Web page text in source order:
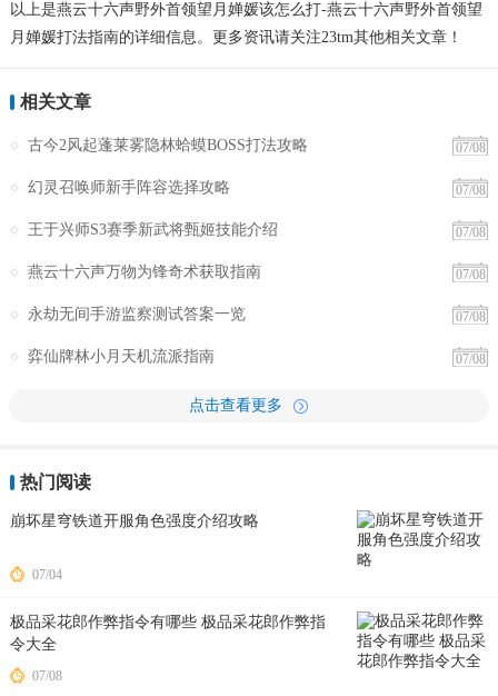
以上是燕云十六声野外首领望月婵媛该怎么打-燕云十六声野外首领望
月婵媛打法指南的详细信息。更多资讯请关注23tm其他相关文章！
相关文章
07/08
古今2风起蓬莱雾隐林蛤蟆BOSS打法攻略
07/08
幻灵召唤师新手阵容选择攻略
07/08
王于兴师S3赛季新武将甄姬技能介绍
07/08
燕云十六声万物为锋奇术获取指南
07/08
永劫无间手游监察测试答案一览
07/08
弈仙牌林小月天机流派指南
点击查看更多
热门阅读
崩坏星穹铁道开服角色强度介绍攻略
07/04
极品采花郎作弊指令有哪些 极品采花郎作弊指
令大全
07/08